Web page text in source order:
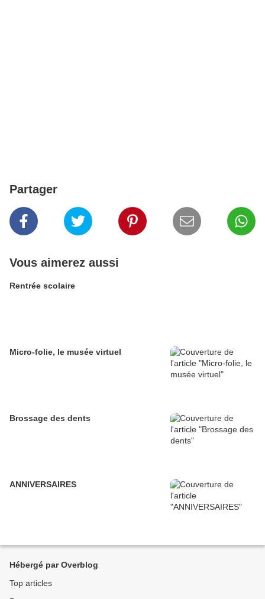
Partager
Vous aimerez aussi
Rentrée scolaire
Micro-folie, le musée virtuel
Brossage des dents
ANNIVERSAIRES
Hébergé par Overblog
Top articles